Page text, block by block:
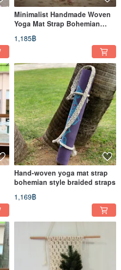
Minimalist Handmade Woven
Yoga Mat Strap Bohemian
Style Woven Lightweight Yoga
Strap
1,185฿
Hand-woven yoga mat strap
bohemian style braided straps
1,169฿